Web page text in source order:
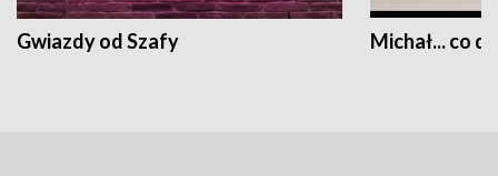
Gwiazdy od Szafy Michał... co